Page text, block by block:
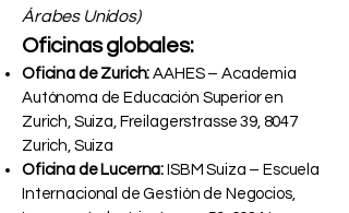
Árabes Unidos)
Oficinas globales:
Oficina de Zurich: AAHES – Academia
Autónoma de Educación Superior en
Zurich, Suiza, Freilagerstrasse 39, 8047
Zurich, Suiza
Oficina de Lucerna: ISBM Suiza – Escuela
Internacional de Gestión de Negocios,